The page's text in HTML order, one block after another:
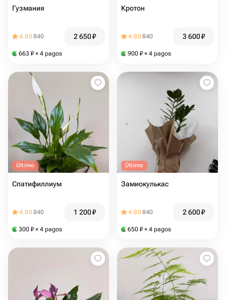
Гузмания
4.80840 2 650₽
663 ₽ × 4 pagos
Кротон
4.80840 3 600₽
900 ₽ × 4 pagos
Último
Спатифиллиум
4.80840 1 200₽
300 ₽ × 4 pagos
Último
Замиокулькас
4.80840 2 600₽
650 ₽ × 4 pagos